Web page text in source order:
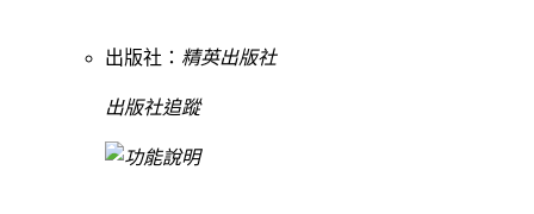
出版社： 精英出版社
出版社追蹤